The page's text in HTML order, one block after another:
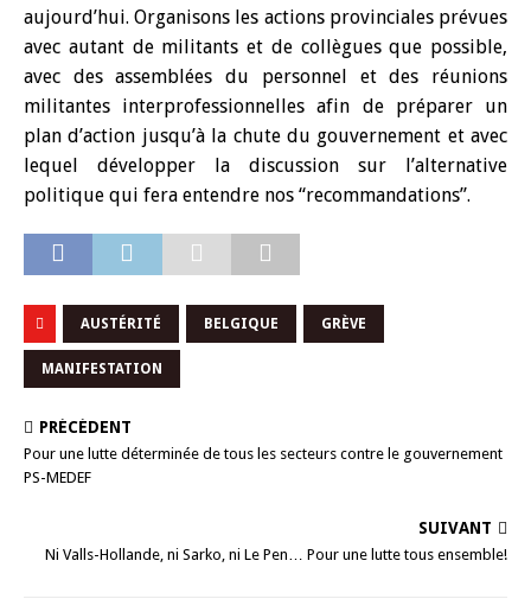
aujourd’hui. Organisons les actions provinciales prévues
avec autant de militants et de collègues que possible,
avec des assemblées du personnel et des réunions
militantes interprofessionnelles afin de préparer un
plan d’action jusqu’à la chute du gouvernement et avec
lequel développer la discussion sur l’alternative
politique qui fera entendre nos “recommandations”.
AUSTÉRITÉ BELGIQUE GRÈVE
MANIFESTATION
PRÉCÉDENT
Pour une lutte déterminée de tous les secteurs contre le gouvernement
PS-MEDEF
SUIVANT
Ni Valls-Hollande, ni Sarko, ni Le Pen… Pour une lutte tous ensemble!